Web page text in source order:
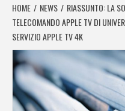
HOME NEWS
RIASSUNTO: LA
TELECOMANDO APPLE TV DI
SERVIZIO APPLE TV 4K